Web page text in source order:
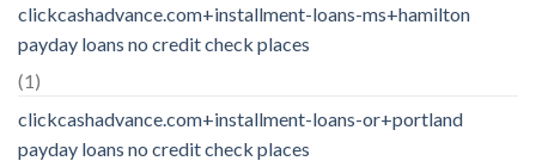
clickcashadvance.com+installment-loans-ms+hamilton
payday loans no credit check places
(1)
clickcashadvance.com+installment-loans-or+portland
payday loans no credit check places